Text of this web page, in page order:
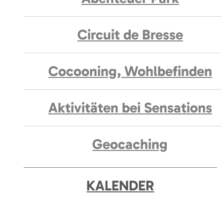
Circuit de Bresse
Cocooning, Wohlbefinden
Aktivitäten bei Sensations
Geocaching
KALENDER